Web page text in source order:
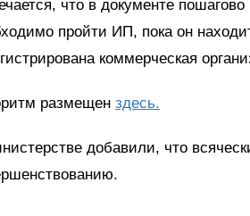
что в документе
пройти ИП, пока он
коммерческая
размещен здесь.
добавили, что